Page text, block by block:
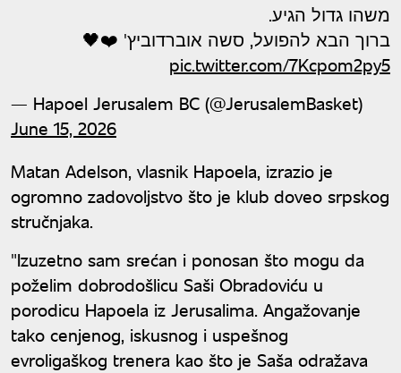
משהו גדול הגיע.
ברוך הבא להפועל, סשה אוברדוביץ' ❤️🖤
pic.twitter.com/7Kcpom2py5
— Hapoel Jerusalem BC (@JerusalemBasket)
June 15, 2026
Matan Adelson, vlasnik Hapoela, izrazio je
ogromno zadovoljstvo što je klub doveo srpskog
stručnjaka.
"Izuzetno sam srećan i ponosan što mogu da
poželim dobrodošlicu Saši Obradoviću u
porodicu Hapoela iz Jerusalima. Angažovanje
tako cenjenog, iskusnog i uspešnog
evroligaškog trenera kao što je Saša odražava